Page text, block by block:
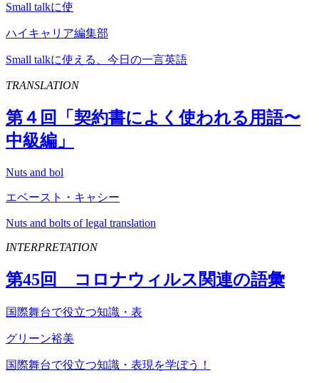
Small talkに使
ハイキャリア編集部
Small talkに使える、今日の一言英語
TRANSLATION
第４回「契約書によく使われる用語〜
中級編」
Nuts and bol
エベースト・キャシー
Nuts and bolts of legal translation
INTERPRETATION
第45回 コロナウィルス関連の語彙
国際舞台で役立つ知識・表
グリーン裕美
国際舞台で役立つ知識・表現を学ぼう！